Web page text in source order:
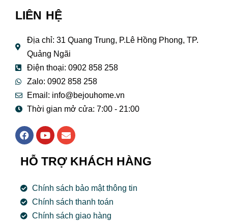
LIÊN HỆ
Địa chỉ: 31 Quang Trung, P.Lê Hồng Phong, TP.
Quảng Ngãi
Điện thoại: 0902 858 258
Zalo: 0902 858 258
Email: info@bejouhome.vn
Thời gian mở cửa: 7:00 - 21:00
F
a
e
b
o
k
Y
o
t
u
e
E
n
e
p
HỖ TRỢ KHÁCH HÀNG
Chính sách bảo mật thông tin
Chính sách thanh toán
Chính sách giao hàng